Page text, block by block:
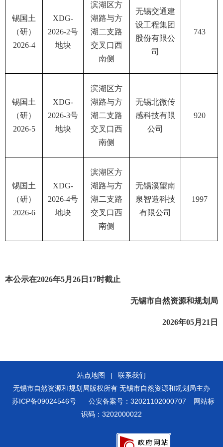
锡国土
（研）
2026-4
XDG-
2026-2号
地块
滨湖区方
湖路与方
湖二支路
交叉口西
南侧
无锡交通建
设工程集团
股份有限公
司
743
锡国土
（研）
2026-5
XDG-
2026-3号
地块
滨湖区方
湖路与方
湖二支路
交叉口西
南侧
无锡北微传
感科技有限
公司
920
锡国土
（研）
2026-6
XDG-
2026-4号
地块
滨湖区方
湖路与方
湖二支路
交叉口西
南侧
无锡溪望南
泉智造科技
有限公司
1997
本公示在2026年5月26 日 17时截止
无锡市自然资源和规划局
2026年05月21日
站点地图 |
联系我们
无锡市自然资源和规划局版权所有 无锡市自然资源和规划局主办
苏ICP备09024546号
公安备案号：32021102000707
网站标
识码：3202000022